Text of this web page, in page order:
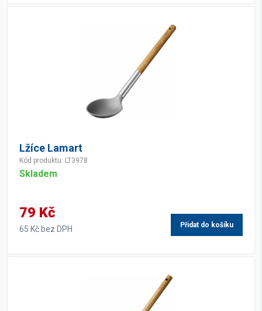
Lžíce Lamart
Kód produktu: LT3978
Skladem
79 Kč
65 Kč bez DPH Přidat do košíku